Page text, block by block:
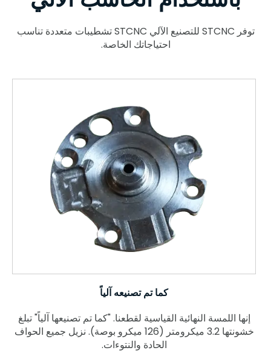
توفر STCNC للتصنيع الآلي STCNC تشطيبات متعددة تناسب
احتياجاتك الخاصة.
كما تم تصنيعه آلياً
إنها اللمسة النهائية القياسية لقطعنا. "كما تم تصنيعها آلياً" تبلغ
خشونتها 3.2 ميكرومتر (126 ميكرو بوصة). نزيل جميع الحواف
الحادة والنتوءات.